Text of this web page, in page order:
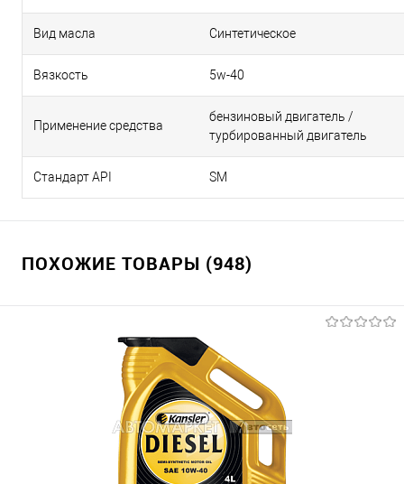
Вид масла Синтетическое
Вязкость 5w-40
Применение средства
бензиновый двигатель /
турбированный двигатель
Стандарт API SM
ПОХОЖИЕ ТОВАРЫ (948)